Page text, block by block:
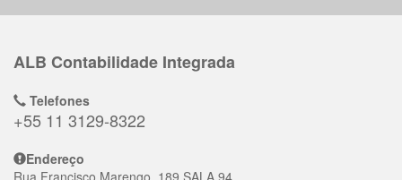
ALB Contabilidade Integrada
Telefones
+55 11 3129-8322
Endereço